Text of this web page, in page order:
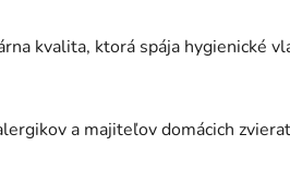
kvalita, ktorá spája hygienické
a majiteľov domácich